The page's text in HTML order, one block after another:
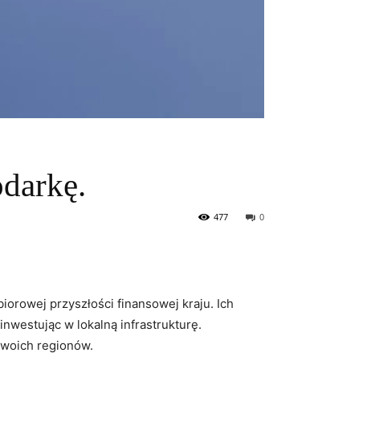
0
477
przyszłości finansowej kraju. Ich
w lokalną infrastrukturę.
regionów.